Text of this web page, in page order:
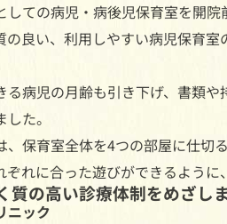
しての病児・病後児保育室を開
の良い、利用しやすい病児保育
る病児の月齢も引き下げ、書類
た。
、保育室全体を4つの部屋に仕切
れに合った遊びができるように
質の高い診療体制をめざし
ニック